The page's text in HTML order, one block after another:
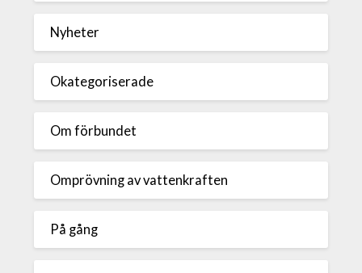
Nyheter
Okategoriserade
Om förbundet
Omprövning av vattenkraften
På gång